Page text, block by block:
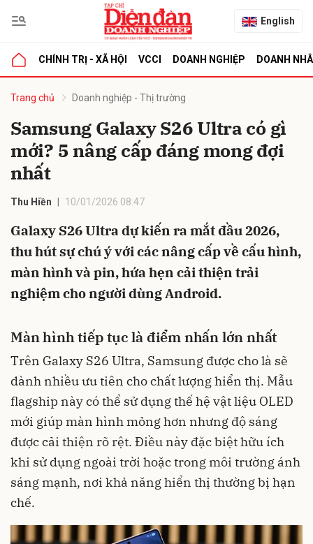
English
CHÍNH TRỊ - XÃ HỘI VCCI DOANH NGHIỆP DOANH
Trang chủ Doanh nghiệp - Thị trường
Samsung Galaxy S26 Ultra có gì
mới? 5 nâng cấp đáng mong đợi
nhất
Thu Hiền 10/01/2026 08:47
Galaxy S26 Ultra dự kiến ra mắt đầu 2026,
thu hút sự chú ý với các nâng cấp về cấu hình,
màn hình và pin, hứa hẹn cải thiện trải
nghiệm cho người dùng Android.
Màn hình tiếp tục là điểm nhấn lớn nhất
Trên Galaxy S26 Ultra, Samsung được cho là sẽ
dành nhiều ưu tiên cho chất lượng hiển thị. Mẫu
flagship này có thể sử dụng thế hệ vật liệu OLED
mới giúp màn hình mỏng hơn nhưng độ sáng
được cải thiện rõ rệt. Điều này đặc biệt hữu ích
khi sử dụng ngoài trời hoặc trong môi trường ánh
sáng mạnh, nơi khả năng hiển thị thường bị hạn
chế.
luận
Hủy